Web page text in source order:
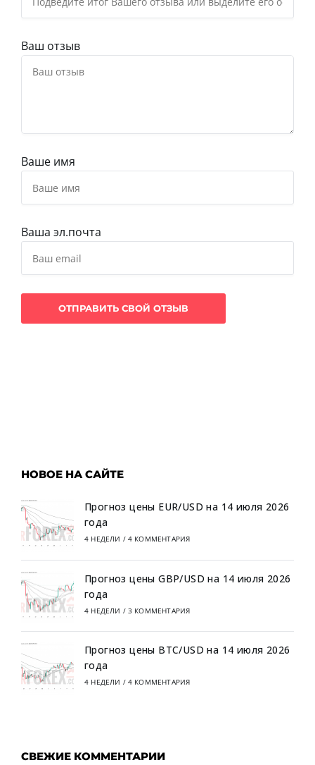
Ваш отзыв
Ваше имя
Ваша эл.почта
НОВОЕ НА САЙТЕ
Прогноз цены EUR/USD на 14 июля 2026
года
4 НЕДЕЛИ / 4 КОММЕНТАРИЯ
Прогноз цены GBP/USD на 14 июля 2026
года
4 НЕДЕЛИ / 3 КОММЕНТАРИЯ
Прогноз цены BTC/USD на 14 июля 2026
года
4 НЕДЕЛИ / 4 КОММЕНТАРИЯ
СВЕЖИЕ КОММЕНТАРИИ